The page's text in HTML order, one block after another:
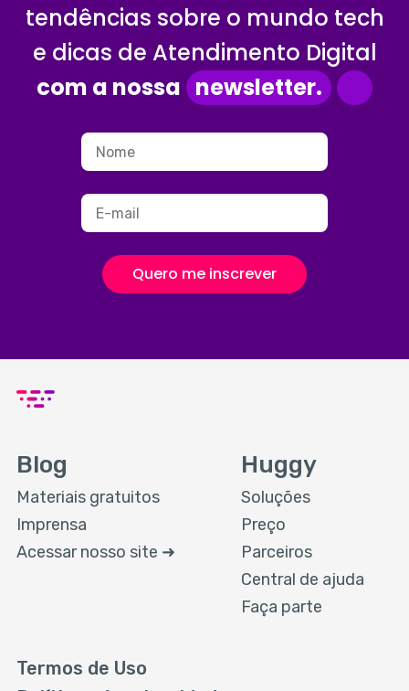
tendências sobre o mundo tech
e dicas de Atendimento Digital
com a nossa newsletter.
Quero me inscrever
Blog
Materiais gratuitos
Imprensa
Acessar nosso site ➜
Huggy
Soluções
Preço
Parceiros
Central de ajuda
Faça parte
Termos de Uso